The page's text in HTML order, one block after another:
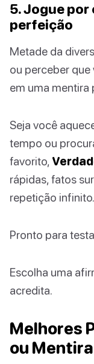
5. Jogue
perfeição
Metade da
ou perceber
em uma mentira
Seja você
tempo ou
favorito,
rápidas, fatos
repetição infinito.
Pronto para
Escolha uma
acredita.
Melhores
ou Mentira